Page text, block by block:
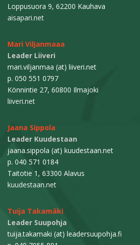
Loppusuora 9, 62200 Kauhava
aisapari.net
Mari Viljanmaaa
Leader Liiveri
mari.viljanmaa (at) liiveri.net
p. 050 551 0797
Könnintie 27, 60800 Ilmajoki
liiveri.net
Jaana Sippola
Leader Kuudestaan
jaana.sippola (at) kuudestaan.net
p. 040 571 0184
Taitotie 1, 63300 Alavus
kuudestaan.net
Tuija Takamäki
Leader Suupohja
tuija.takamaki (at) leadersuupohja.fi